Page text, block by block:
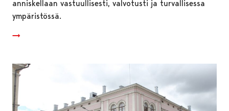
anniskellaan vastuullisesti, valvotusti ja turvallisessa
ympäristössä.